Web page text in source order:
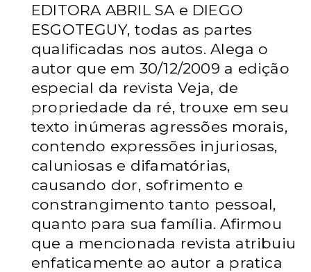
EDITORA ABRIL SA e DIEGO
ESGOTEGUY, todas as partes
qualificadas nos autos. Alega o
autor que em 30/12/2009 a edição
especial da revista Veja, de
propriedade da ré, trouxe em seu
texto inúmeras agressões morais,
contendo expressões injuriosas,
caluniosas e difamatórias,
causando dor, sofrimento e
constrangimento tanto pessoal,
quanto para sua família. Afirmou
que a mencionada revista atribuiu
enfaticamente ao autor a pratica